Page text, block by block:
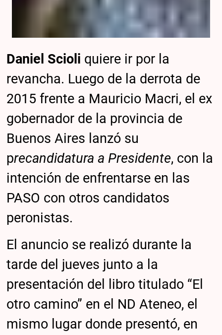
Daniel Scioli quiere ir por la
revancha. Luego de la derrota de
2015 frente a Mauricio Macri, el ex
gobernador de la provincia de
Buenos Aires lanzó su
precandidatura a Presidente, con la
intención de enfrentarse en las
PASO con otros candidatos
peronistas.
El anuncio se realizó durante la
tarde del jueves junto a la
presentación del libro titulado “El
otro camino” en el ND Ateneo, el
mismo lugar donde presentó, en